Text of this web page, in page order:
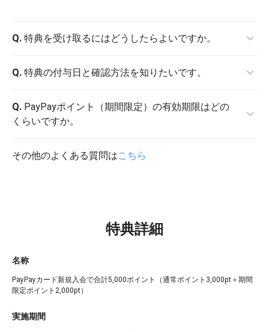
Q. 特典を受け取るにはどうしたらよいですか。
A. 申し込み完了前にYahoo! JAPAN IDとPayPayの連携が
Q. 特典の付与日と確認方法を知りたいです。
A. 特典は、審査完了後に付与されます。
特典の付与状況は、PayPayアプリのホームにある「取引
称で付与します。
・通常ポイント：PayPayカード新規入会特典
Q. PayPayポイント（期間限定）の有効期限はどの
くらいですか。
A.本特典の有効期限は、付与翌日から最短30日以降の月
その他のよくある質問はこちら
特典詳細
名称
PayPayカード新規入会で合計5,000ポイント（通常ポイント3,000pt＋期間
限定ポイント2,000pt）
実施期間